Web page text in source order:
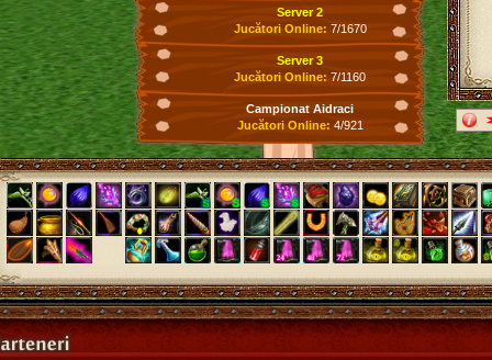
Server 2
Jucători Online: 7/1670
Server 3
Jucători Online: 7/1160
Campionat Aidraci
Jucători Online: 4/921